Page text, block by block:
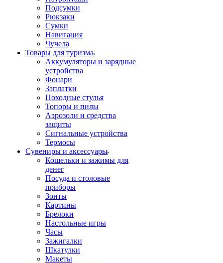
Подсумки
Рюкзаки
Сумки
Навигация
Чучела
Товары для туризма
Аккумуляторы и зарядные
устройства
Фонари
Заплатки
Походные стулья
Топоры и пилы
Аэрозоли и средства
защиты
Сигнальные устройства
Термосы
Сувениры и аксессуары
Кошельки и зажимы для
денег
Посуда и столовые
приборы
Зонты
Картины
Брелоки
Настольные игры
Часы
Зажигалки
Шкатулки
Макеты